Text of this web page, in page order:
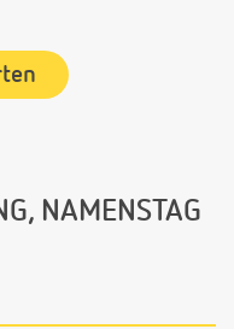
NAMENSTAG